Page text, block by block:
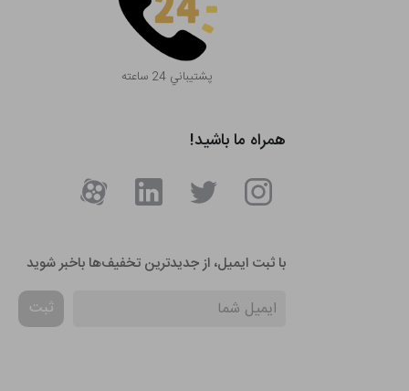
پشتيباني 24 ساعته
همراه ما باشید!
با ثبت ایمیل، از جدید‌ترین تخفیف‌ها با‌خبر شوید
ثبت